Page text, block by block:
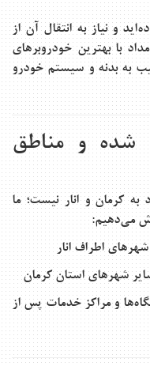
و نیاز به انتقال آن از
با بهترین خودروبرهای
به بدنه و سیستم خودرو
شده و مناطق
کرمان و انار نیست؛ ما
می‌دهیم:
اطراف انار
شهرهای استان کرمان
و مراکز خدمات پس از